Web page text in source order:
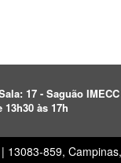
17 - Saguão IMECC
às 17h
| 13083-859,